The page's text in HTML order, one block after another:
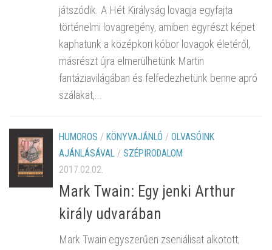
játszódik. A Hét Királyság lovagja egyfajta
történelmi lovagregény, amiben egyrészt képet
kaphatunk a középkori kóbor lovagok életéről,
másrészt újra elmerülhetünk Martin
fantáziavilágában és felfedezhetünk benne apró
szálakat,...
HUMOROS / KÖNYVAJÁNLÓ / OLVASÓINK
AJÁNLÁSÁVAL / SZÉPIRODALOM
2017.02.02.
Mark Twain: Egy jenki Arthur
király udvarában
Mark Twain egyszerűen zseniálisat alkotott;